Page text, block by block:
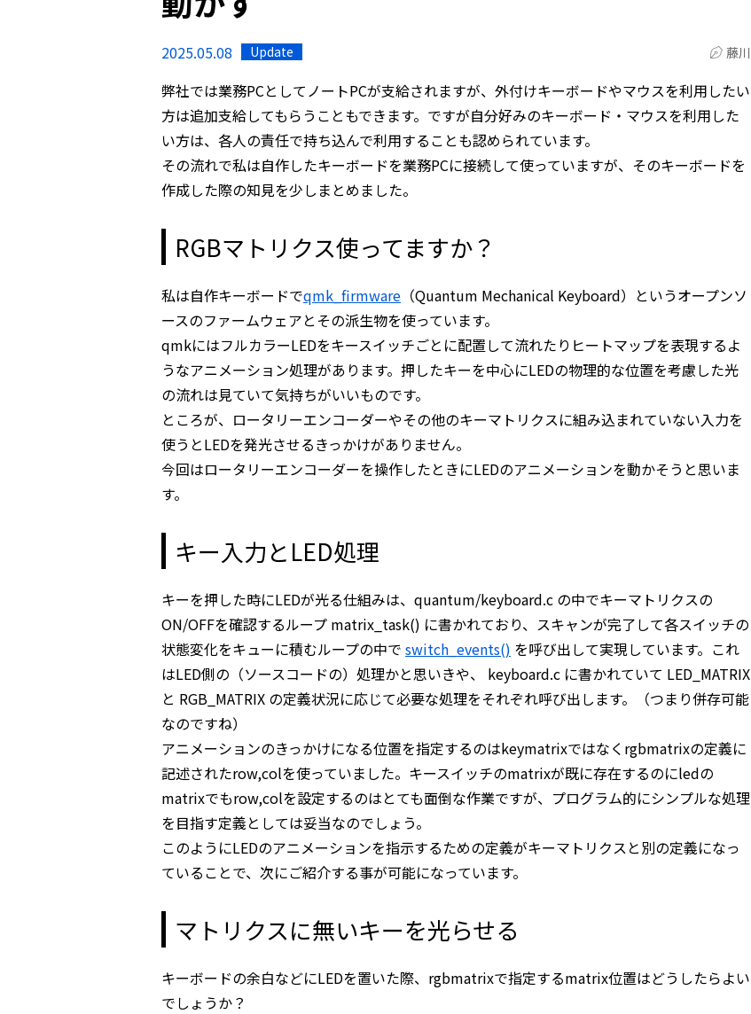
2025.05.08 Update 藤川
弊社では業務PCとしてノートPCが支給されますが、外付けキーボードやマウスを利用したい
方は追加支給してもらうこともできます。ですが自分好みのキーボード・マウスを利用した
い方は、各人の責任で持ち込んで利用することも認められています。
その流れで私は自作したキーボードを業務PCに接続して使っていますが、そのキーボードを
作成した際の知見を少しまとめました。
RGBマトリクス使ってますか？
私は自作キーボードでqmk_firmware （Quantum Mechanical Keyboard）というオープンソ
ースのファームウェアとその派生物を使っています。
qmkにはフルカラーLEDをキースイッチごとに配置して流れたりヒートマップを表現するよ
うなアニメーション処理があります。押したキーを中心にLEDの物理的な位置を考慮した光
の流れは見ていて気持ちがいいものです。
ところが、ロータリーエンコーダーやその他のキーマトリクスに組み込まれていない入力を
使うとLEDを発光させるきっかけがありません。
今回はロータリーエンコーダーを操作したときにLEDのアニメーションを動かそうと思いま
す。
キー入力とLED処理
キーを押した時にLEDが光る仕組みは、quantum/keyboard.c の中でキーマトリクスの
ON/OFFを確認するループ matrix_task() に書かれており、スキャンが完了して各スイッチの
状態変化をキューに積むループの中で switch_events() を呼び出して実現しています。これ
はLED側の（ソースコードの）処理かと思いきや、 keyboard.c に書かれていて LED_MATRIX
と RGB_MATRIX の定義状況に応じて必要な処理をそれぞれ呼び出します。（つまり併存可能
なのですね）
アニメーションのきっかけになる位置を指定するのはkeymatrixではなくrgbmatrixの定義に
記述されたrow,colを使っていました。キースイッチのmatrixが既に存在するのにledの
matrixでもrow,colを設定するのはとても面倒な作業ですが、プログラム的にシンプルな処理
を目指す定義としては妥当なのでしょう。
このようにLEDのアニメーションを指示するための定義がキーマトリクスと別の定義になっ
ていることで、次にご紹介する事が可能になっています。
マトリクスに無いキーを光らせる
キーボードの余白などにLEDを置いた際、rgbmatrixで指定するmatrix位置はどうしたらよい
でしょうか？